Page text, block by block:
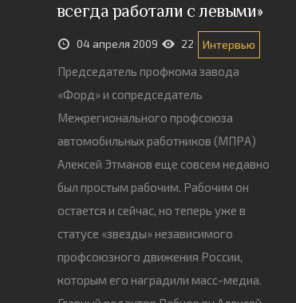
всегда работали с левыми»
04 апреля 2009 22 Интервью
Председатель профкома завода
«Форд» и сопредседатель
Межрегионального профсоюза
автомобильных работников (МПРА)
Алексей Этманов еще совсем недавно
был простым рабочим. Рабочим он
остается и сейчас, но теперь уже в
статусе «звезды» независимого
профсоюзного движения России,
которым его наградили масс-медиа.